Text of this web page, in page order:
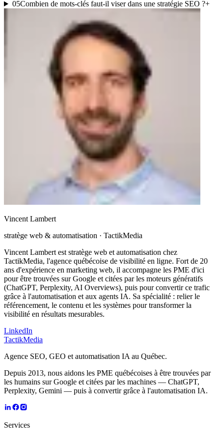
05Combien de mots-clés faut-il viser dans une stratégie SEO ?+
Vincent Lambert
stratège web & automatisation · TactikMedia
Vincent Lambert est stratège web et automatisation chez
TactikMedia, l'agence québécoise de visibilité en ligne. Fort de 20
ans d'expérience en marketing web, il accompagne les PME d'ici
pour être trouvées sur Google et citées par les moteurs génératifs
(ChatGPT, Perplexity, AI Overviews), puis pour convertir ce trafic
grâce à l'automatisation et aux agents IA. Sa spécialité : relier le
référencement, le contenu et les systèmes pour transformer la
visibilité en résultats mesurables.
LinkedIn
TactikMedia
Agence SEO, GEO et automatisation IA au Québec.
Depuis 2013, nous aidons les PME québécoises à être trouvées par
les humains sur Google et citées par les machines — ChatGPT,
Perplexity, Gemini — puis à convertir grâce à l'automatisation IA.
Services